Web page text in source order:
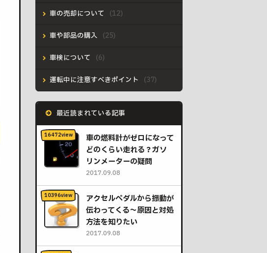
車の売却について
車や部品の購入
車検について
運転中に注意すべきポイント
最近読まれている記事
車の燃料計がゼロになって
どのくらい走れる？ガソ
リンメーターの疑問
2017.09.08
アクセルペダルから振動が
伝わってくる〜原因と対処
方法を知りたい
2017.09.08